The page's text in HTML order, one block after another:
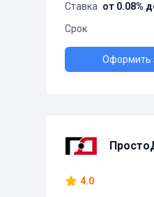
Ставка от 0.08%
Срок
Оформить
4.0